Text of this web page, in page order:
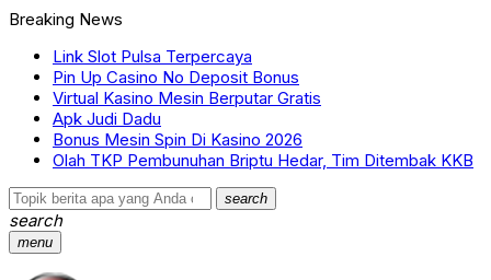
Breaking News
Link Slot Pulsa Terpercaya
Pin Up Casino No Deposit Bonus
Virtual Kasino Mesin Berputar Gratis
Apk Judi Dadu
Bonus Mesin Spin Di Kasino 2026
Olah TKP Pembunuhan Briptu Hedar, Tim Ditembak KKB
search
search
menu